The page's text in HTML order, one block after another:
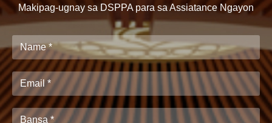
Makipag-ugnay sa DSPPA para sa Assiatance Ngayon